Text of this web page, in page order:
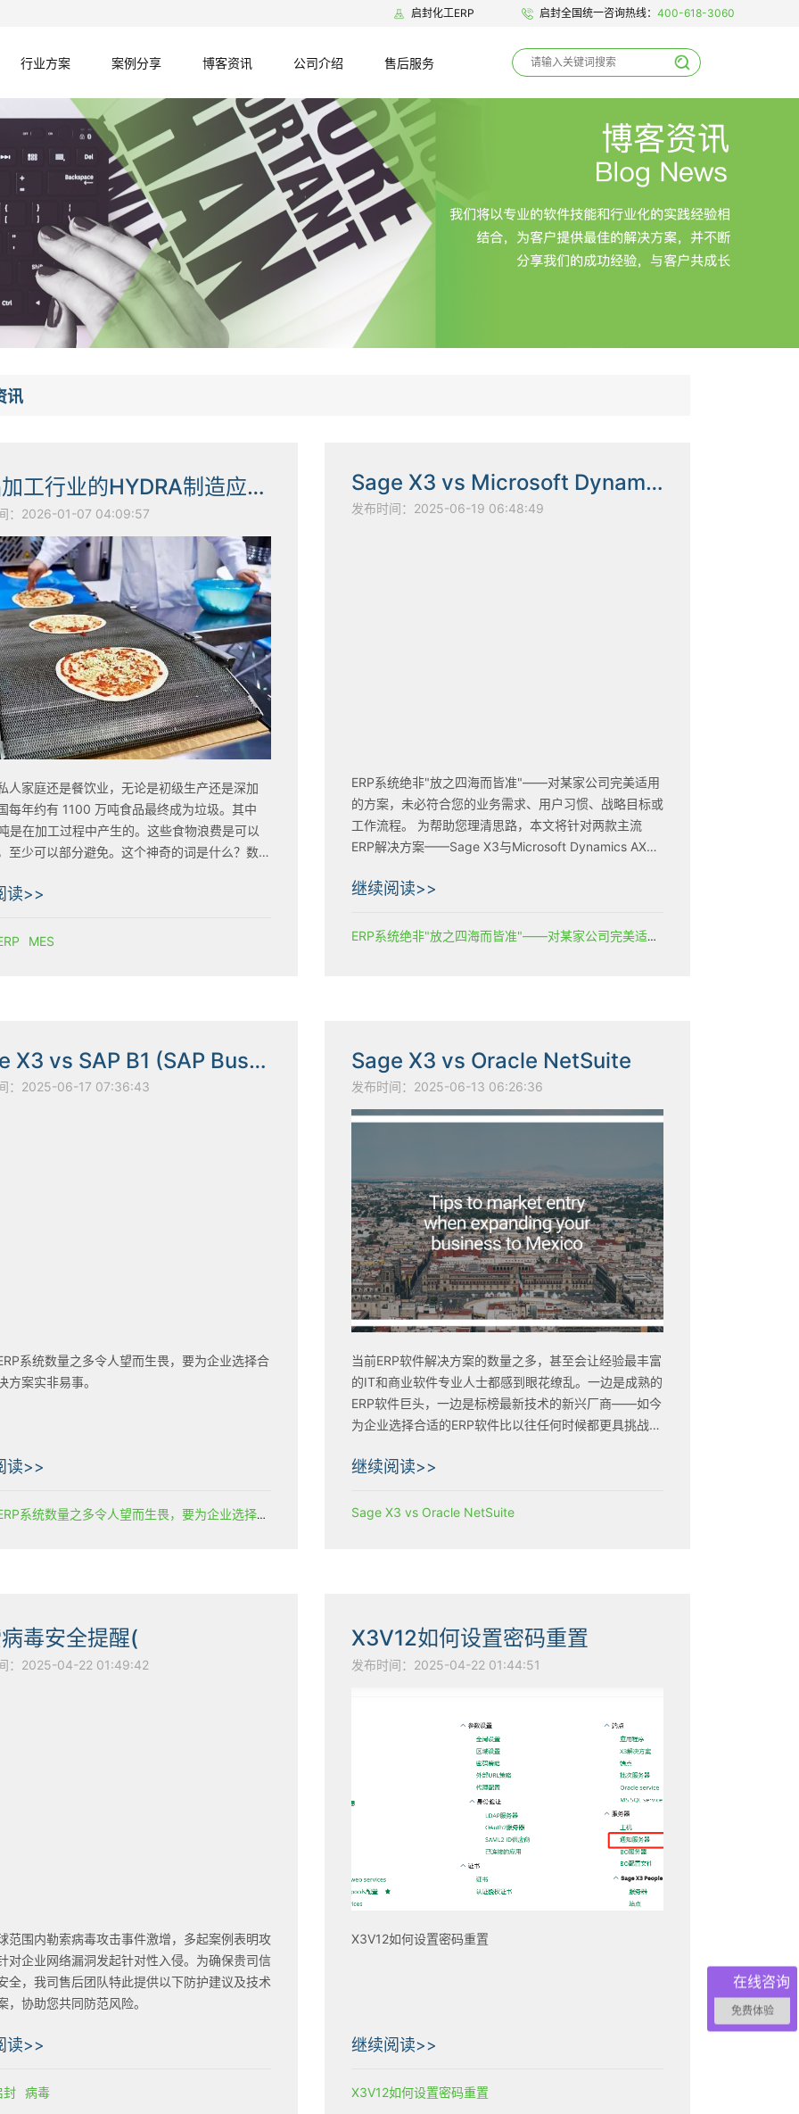
启封化工ERP 启封全国统一咨询热线： 400-618-3060
行业方案 案例分享 博客资讯 公司介绍 售后服务
讯
食品加工行业的HYDRA制造应用程序-以负责任的态度加工食品
：2026-01-07 04:09:57
人家庭还是餐饮业，无论是初级生产还是深加
每年约有 1100 万吨食品最终成为垃圾。其中
是在加工过程中产生的。这些食物浪费是可以
至少可以部分避免。这个神奇的词是什么？数字
资源。
读>>
MES
Sage X3 vs Microsoft Dynamics AX
发布时间：2025-06-19 06:48:49
ERP系统绝非"放之四海而皆准"——对某家公司完美适用
的方案，未必符合您的业务需求、用户习惯、战略目标或
工作流程。 为帮助您理清思路，本文将针对两款主流
ERP解决方案——Sage X3与Microsoft Dynamics AX
继续阅读>>
ERP系统绝非"放之四海而皆准"——对某家公司完美适用的方案，未必符合您的业务需求、用户习惯、战略目标或工作流程。 为帮助您理清思路，本文将针对两款主流ERP解决方案——Sage X3与Microsoft Dynamics AX——进行全方位的对比分析。
Sage X3 vs SAP B1 (SAP Business One)
：2025-06-17 07:36:43
系统数量之多令人望而生畏，要为企业选择合
方案实非易事。
读>>
市场上ERP系统数量之多令人望而生畏，要为企业选择合适的解决方案实非易事。
Sage X3 vs Oracle NetSuite
发布时间：2025-06-13 06:26:36
当前ERP软件解决方案的数量之多，甚至会让经验最丰富
的IT和商业软件专业人士都感到眼花缭乱。一边是成熟的
ERP软件巨头，一边是标榜最新技术的新兴厂商——如今
为企业选择合适的ERP软件比以往任何时候都更具挑战
继续阅读>>
Sage X3 vs Oracle NetSuite
毒安全提醒(
：2025-04-22 01:49:42
范围内勒索病毒攻击事件激增，多起案例表明攻
对企业网络漏洞发起针对性入侵。为确保贵司信
全，我司售后团队特此提供以下防护建议及技术
，协助您共同防范风险。
读>>
封 病毒
X3V12如何设置密码重置
发布时间：2025-04-22 01:44:51
X3V12如何设置密码重置
继续阅读>>
X3V12如何设置密码重置
在线咨询
免费体验